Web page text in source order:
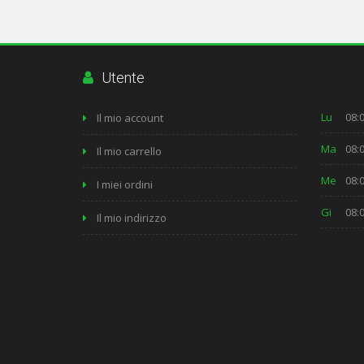
Utente
Il mio account
Il mio carrello
I miei ordini
Il mio indirizzo
Lu
Ma
Me
Gi